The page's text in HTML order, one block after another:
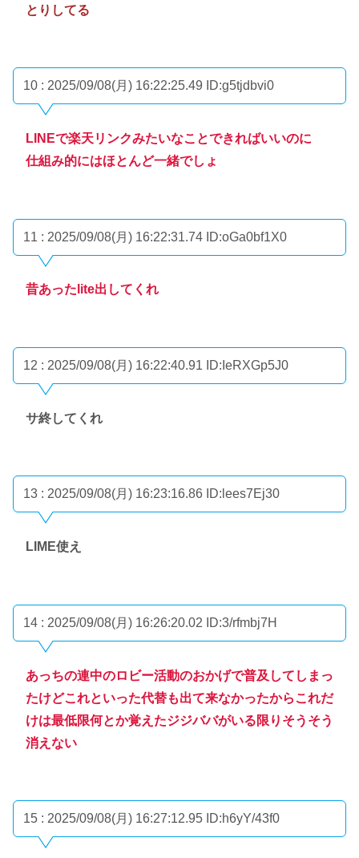
とりしてる
10 : 2025/09/08(月) 16:22:25.49 ID:g5tjdbvi0
LINEで楽天リンクみたいなことできればいいのに
仕組み的にはほとんど一緒でしょ
11 : 2025/09/08(月) 16:22:31.74 ID:oGa0bf1X0
昔あったlite出してくれ
12 : 2025/09/08(月) 16:22:40.91 ID:IeRXGp5J0
サ終してくれ
13 : 2025/09/08(月) 16:23:16.86 ID:lees7Ej30
LIME使え
14 : 2025/09/08(月) 16:26:20.02 ID:3/rfmbj7H
あっちの連中のロビー活動のおかげで普及してしまっ
たけどこれといった代替も出て来なかったからこれだ
けは最低限何とか覚えたジジババがいる限りそうそう
消えない
15 : 2025/09/08(月) 16:27:12.95 ID:h6yY/43f0